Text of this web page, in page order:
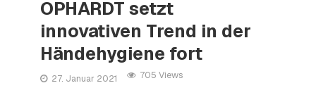
OPHARDT setzt
innovativen Trend in der
Händehygiene fort
27. Januar 2021 705 Views